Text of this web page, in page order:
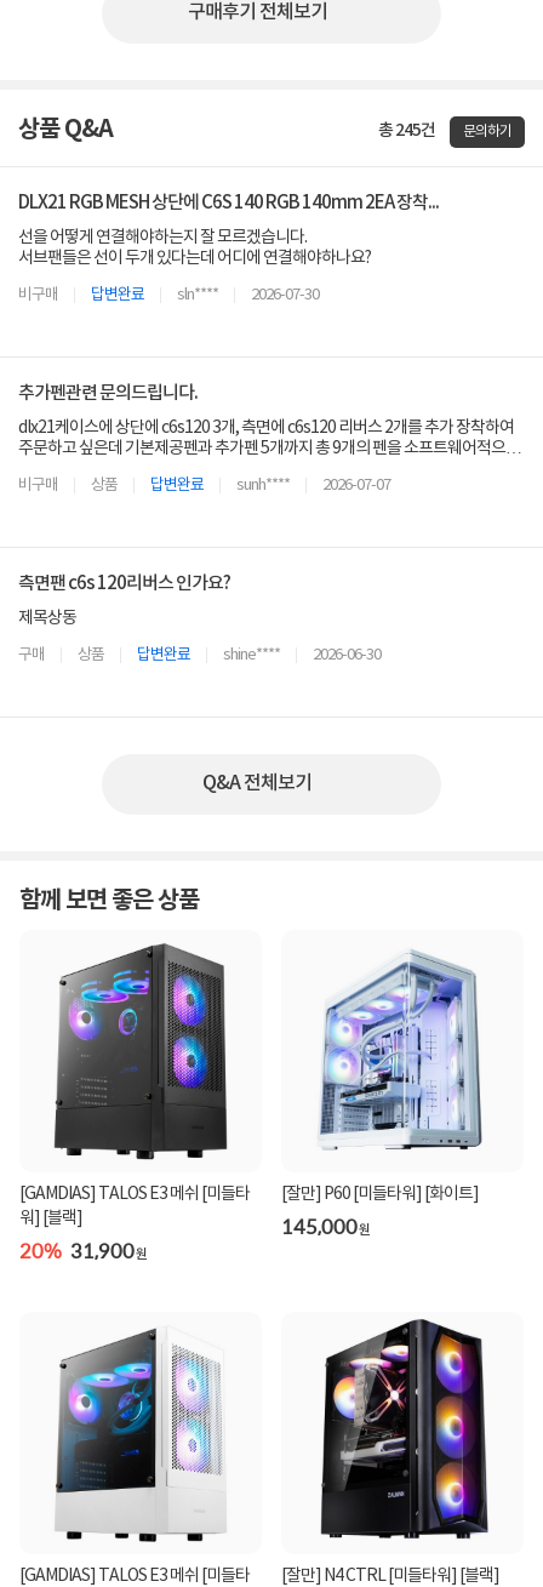
구매후기 전체보기
상품 Q&A 총 245건 문의하기
DLX21 RGB MESH 상단에 C6S 140 RGB 140mm 2EA 장착...
선을 어떻게 연결해야하는지 잘 모르겠습니다.
서브팬들은 선이 두개 있다는데 어디에 연결해야하나요?
비구매 답변완료 sln**** 2026-07-30
추가펜관련 문의드립니다.
dlx21케이스에 상단에 c6s120 3개, 측면에 c6s120 리버스 2개를 추가 장착하여
주문하고 싶은데 기본제공펜과 추가펜 5개까지 총 9개의 펜을 소프트웨어적으로
구매해야만 하는지, 아니면 추가 구매없이 메인보드 시스템으로 가능한지 문의드
비구매 상품 답변완료 sunh**** 2026-07-07
측면팬 c6s 120리버스 인가요?
제목상동
구매 상품 답변완료 shine**** 2026-06-30
Q&A 전체보기
함께 보면 좋은 상품
[GAMDIAS] TALOS E3 메쉬 [미들타
워] [블랙]
20% 31,900원
[잘만] P60 [미들타워] [화이트]
145,000원
[GAMDIAS] TALOS E3 메쉬 [미들타
[잘만] N4 CTRL [미들타워] [블랙]